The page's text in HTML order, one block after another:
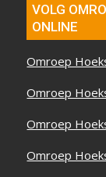
VOLG
ONLINE
Omroep
Omroep
Omroep
Omroep